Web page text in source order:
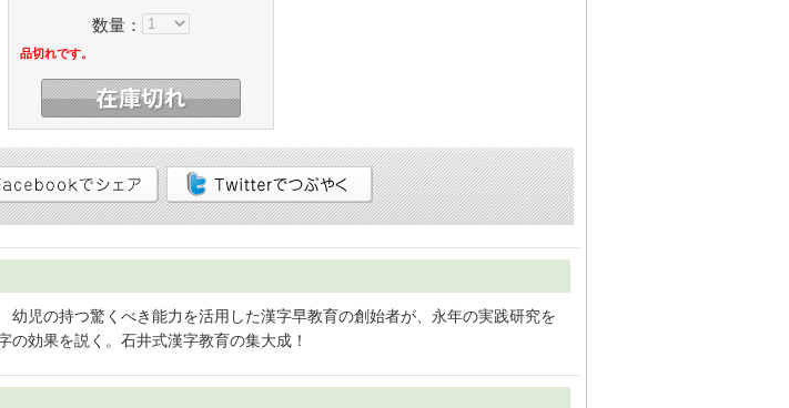
数量：
品切れです。
児の持つ驚くべき能力を活用した漢字早教育の創始者が、永年の実践研究を
の効果を説く。石井式漢字教育の集大成！